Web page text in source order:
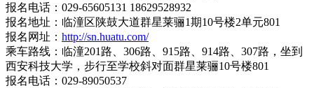
报名电话：029-65605131 18629528932
报名地址：临潼区陕鼓大道群星莱骊1期10号楼2单元801
报名网址： http://sn.huatu.com/
乘车路线：临潼201路、306路、915路、914路、307路，坐到
西安科技大学，步行至学校斜对面群星莱骊10号楼801
报名电话：029-89050537